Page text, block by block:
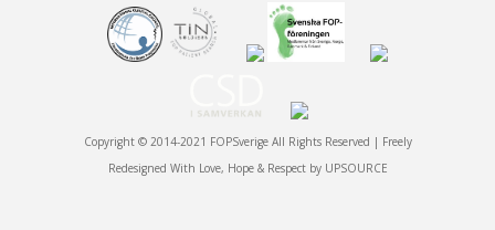
Copyright © 2014-2021 FOPSverige All Rights Reserved | Freely
Redesigned With Love, Hope & Respect by UPSOURCE